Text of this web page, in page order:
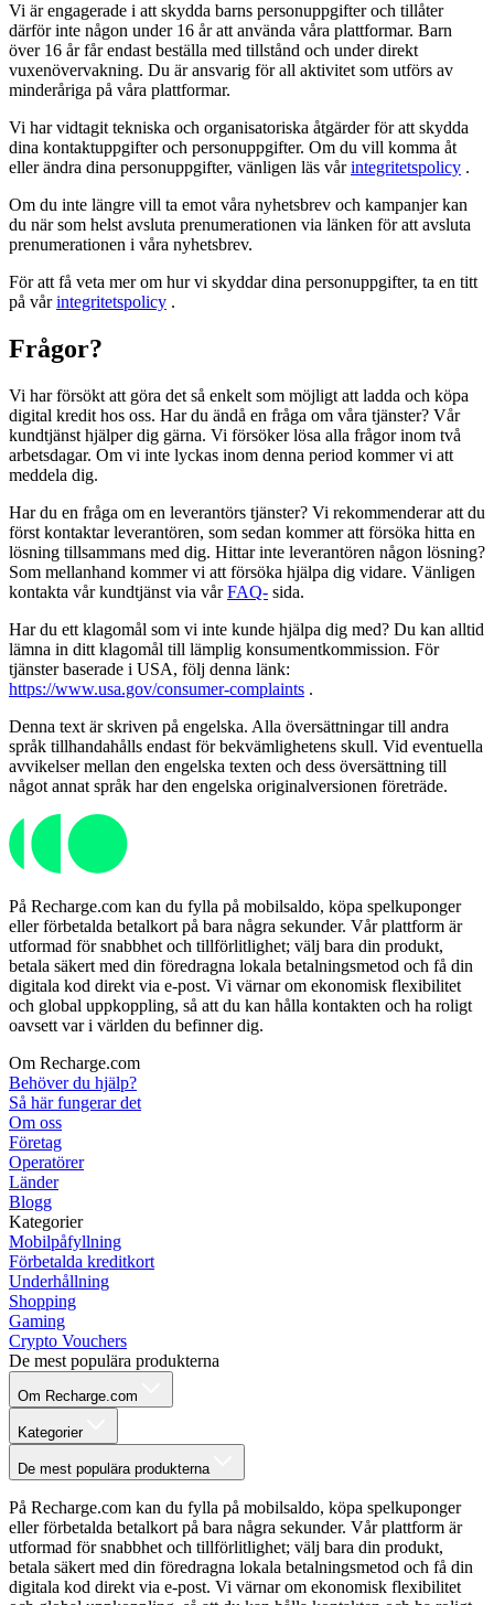
Vi är engagerade i att skydda barns personuppgifter och tillåter
därför inte någon under 16 år att använda våra plattformar. Barn
över 16 år får endast beställa med tillstånd och under direkt
vuxenövervakning. Du är ansvarig för all aktivitet som utförs av
minderåriga på våra plattformar.
Vi har vidtagit tekniska och organisatoriska åtgärder för att skydda
dina kontaktuppgifter och personuppgifter. Om du vill komma åt
eller ändra dina personuppgifter, vänligen läs vårintegritetspolicy .
Om du inte längre vill ta emot våra nyhetsbrev och kampanjer kan
du när som helst avsluta prenumerationen via länken för att avsluta
prenumerationen i våra nyhetsbrev.
För att få veta mer om hur vi skyddar dina personuppgifter, ta en titt
på vårintegritetspolicy .
Frågor?
Vi har försökt att göra det så enkelt som möjligt att ladda och köpa
digital kredit hos oss. Har du ändå en fråga om våra tjänster? Vår
kundtjänst hjälper dig gärna. Vi försöker lösa alla frågor inom två
arbetsdagar. Om vi ​​inte lyckas inom denna period kommer vi att
meddela dig.
Har du en fråga om en leverantörs tjänster? Vi rekommenderar att du
först kontaktar leverantören, som sedan kommer att försöka hitta en
lösning tillsammans med dig. Hittar inte leverantören någon lösning?
Som mellanhand kommer vi att försöka hjälpa dig vidare. Vänligen
kontakta vår kundtjänst via vårFAQ- sida.
Har du ett klagomål som vi inte kunde hjälpa dig med? Du kan alltid
lämna in ditt klagomål till lämplig konsumentkommission. För
tjänster baserade i USA, följ denna länk:
https://www.usa.gov/consumer-complaints .
Denna text är skriven på engelska. Alla översättningar till andra
språk tillhandahålls endast för bekvämlighetens skull. Vid eventuella
avvikelser mellan den engelska texten och dess översättning till
något annat språk har den engelska originalversionen företräde.
På Recharge.com kan du fylla på mobilsaldo, köpa spelkuponger
eller förbetalda betalkort på bara några sekunder. Vår plattform är
utformad för snabbhet och tillförlitlighet; välj bara din produkt,
betala säkert med din föredragna lokala betalningsmetod och få din
digitala kod direkt via e-post. Vi värnar om ekonomisk flexibilitet
och global uppkoppling, så att du kan hålla kontakten och ha roligt
oavsett var i världen du befinner dig.
Om Recharge.com
Behöver du hjälp?
Så här fungerar det
Om oss
Företag
Operatörer
Länder
Blogg
Kategorier
Mobilpåfyllning
Förbetalda kreditkort
Underhållning
Shopping
Gaming
Crypto Vouchers
De mest populära produkterna
Om Recharge.com
Kategorier
De mest populära produkterna
På Recharge.com kan du fylla på mobilsaldo, köpa spelkuponger
eller förbetalda betalkort på bara några sekunder. Vår plattform är
utformad för snabbhet och tillförlitlighet; välj bara din produkt,
betala säkert med din föredragna lokala betalningsmetod och få din
digitala kod direkt via e-post. Vi värnar om ekonomisk flexibilitet